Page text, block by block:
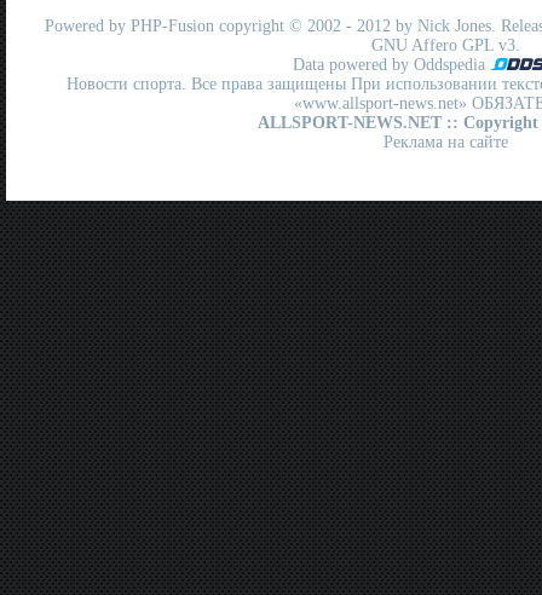
Powered by PHP-Fusion copyright © 2002 - 2012 by Nick Jones.
GNU Affero GPL v3.
Data powered by Oddspedia
Новости спорта. Все права защищены При использовании
«www.allsport-news.net»
ALLSPORT-NEWS.NET :: Copyright
Реклама на сайте